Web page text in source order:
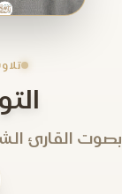
بصوت القارئ